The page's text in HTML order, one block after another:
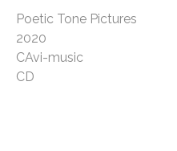
Poetic Tone Pictures
2020
CAvi-music
CD